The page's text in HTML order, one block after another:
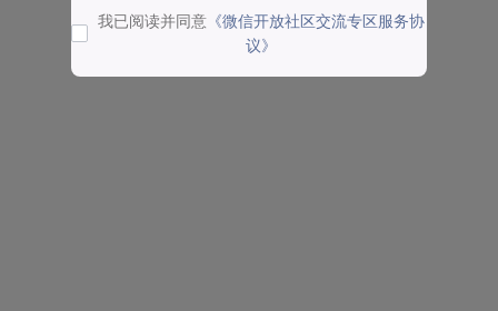
我已阅读并同意 《微信开放社区交流专区服务协
议》